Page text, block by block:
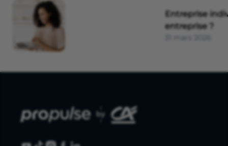
Entreprise
entreprise ?